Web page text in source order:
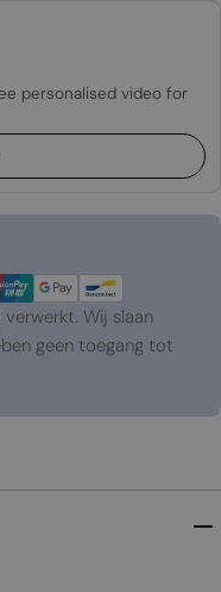
personalised video for
Wij slaan
geen toegang tot